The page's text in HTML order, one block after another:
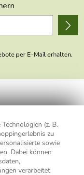
(z. B.
zu
sowie
Dabei können
verarbeitet
per E-Mail erhalten.
Unternehmen
in anonymer Form
hat. Diese
für Werbezwecke
widerrufen, indem ich
anklicke oder die
Die
genommen.
AGB